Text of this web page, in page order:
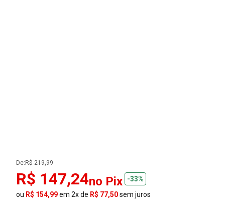
De:R$ 219,99
R$ 147,24no Pix
-33%
ou R$ 154,99em 2x de R$ 77,50sem juros